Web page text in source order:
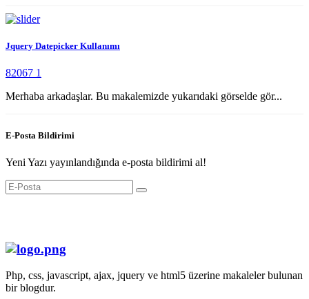
Jquery Datepicker Kullanımı
82067 1
Merhaba arkadaşlar. Bu makalemizde yukarıdaki görselde gör...
E-Posta Bildirimi
Yeni Yazı yayınlandığında e-posta bildirimi al!
Php, css, javascript, ajax, jquery ve html5 üzerine makaleler bulunan
bir blogdur.